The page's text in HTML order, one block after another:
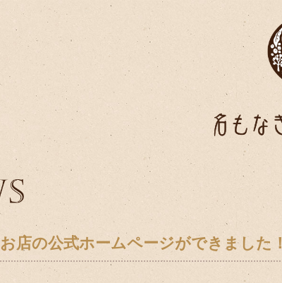
お店の公式ホームページができました！